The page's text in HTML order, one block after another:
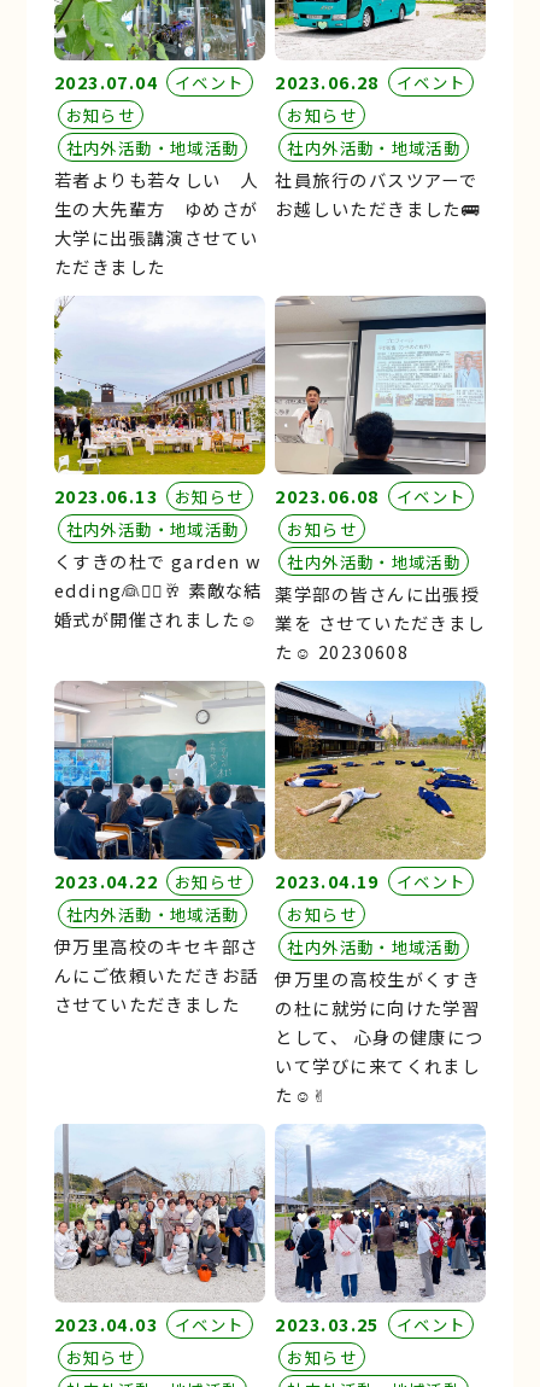
2023.07.04
イベント
お知らせ
社内外活動・地域活動
若者よりも若々しい 人
生の大先輩方 ゆめさが
大学に出張講演させてい
ただきました
2023.06.28
イベント
お知らせ
社内外活動・地域活動
社員旅行のバスツアーで
お越しいただきました🚌
2023.06.13
お知らせ
社内外活動・地域活動
くすきの杜で garden w
edding👰🤵‍♂️🥂 素敵な結
婚式が開催されました☺︎
2023.06.08
イベント
お知らせ
社内外活動・地域活動
薬学部の皆さんに出張授
業を させていただきまし
た☺︎ 20230608
2023.04.22
お知らせ
社内外活動・地域活動
伊万里高校のキセキ部さ
んにご依頼いただきお話
させていただきました
2023.04.19
イベント
お知らせ
社内外活動・地域活動
伊万里の高校生がくすき
の杜に就労に向けた学習
として、 心身の健康につ
いて学びに来てくれまし
た☺︎✌︎
2023.04.03
イベント
お知らせ
2023.03.25
イベント
お知らせ